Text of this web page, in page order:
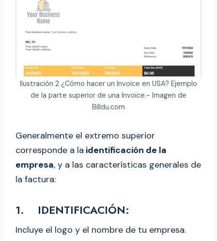
Ilustración 2 ¿Cómo hacer un Invoice en USA? Ejemplo
de la parte superior de una Invoice.- Imagen de
Billdu.com
Generalmente el extremo superior
corresponde a la identificación de la
empresa, y a las características generales de
la factura:
1. IDENTIFICACIÓN:
Incluye el logo y el nombre de tu empresa.